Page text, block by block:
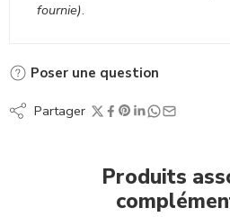
fournie).
Poser une question
Partager
Produits